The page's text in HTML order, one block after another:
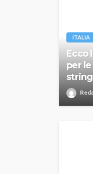
ITALIA
Ecco
per